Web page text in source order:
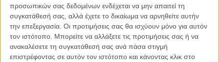
προσωπικών σας δεδομένων ενδέχεται να μην απαιτεί τη
συγκατάθεσή σας, αλλά έχετε το δικαίωμα να αρνηθείτε αυτήν
την επεξεργασία. Οι προτιμήσεις σας θα ισχύουν μόνο για αυτόν
τον ιστότοπο. Μπορείτε να αλλάξετε τις προτιμήσεις σας ή να
ανακαλέσετε τη συγκατάθεσή σας ανά πάσα στιγμή
επιστρέφοντας σε αυτόν τον ιστότοπο και κάνοντας κλικ στο
αλλά και από το σενάριο.
Η δομή τής ταινίας θέλει τα διάφορα ζευγάρια να διακλαδώνονται σε
μικρές βινιέτες, με σκοπό μια καταχρηστική σύνδεσή τους προς το
φινάλε και, παρά το αποσπασματικό του πράγματος, ο Μπαρτελεμί
διατηρεί ένα σβέλτο ρυθμό κι ένα κέφι.